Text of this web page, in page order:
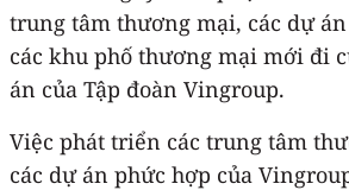
trung tâm thương mại, các dự án
các khu phố thương mại mới đi
án của Tập đoàn Vingroup.
Việc phát triển các trung tâm
các dự án phức hợp của